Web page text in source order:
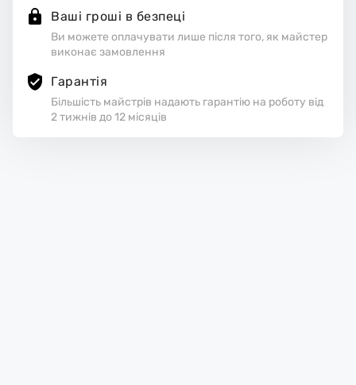
Ваші гроші в безпеці
Ви можете оплачувати лише після того, як майстер
виконає замовлення
Гарантія
Більшість майстрів надають гарантію на роботу від
2 тижнів до 12 місяців